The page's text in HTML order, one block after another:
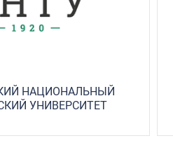
НАЦИОНАЛЬНЫЙ
УНИВЕРСИТЕТ